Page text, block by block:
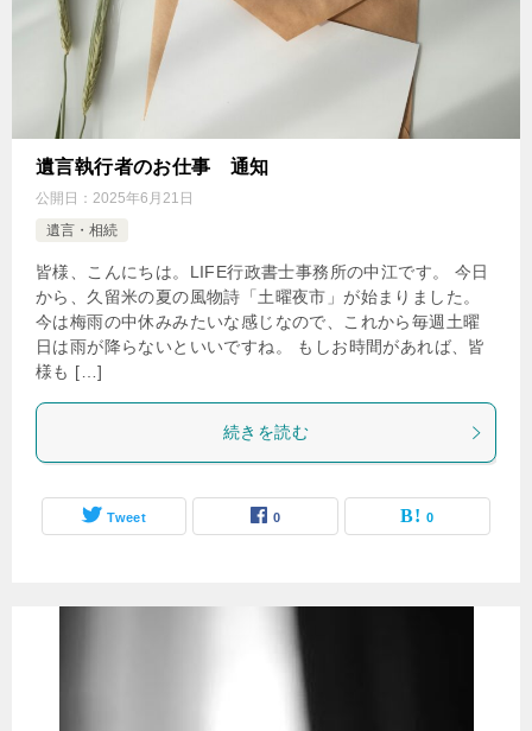
遺言執行者のお仕事 通知
公開日： 2025年6月21日
遺言・相続
皆様、こんにちは。LIFE行政書士事務所の中江です。 今日
から、久留米の夏の風物詩「土曜夜市」が始まりました。
今は梅雨の中休みみたいな感じなので、これから毎週土曜
日は雨が降らないといいですね。 もしお時間があれば、皆
様も […]
続きを読む
Tweet 0 0